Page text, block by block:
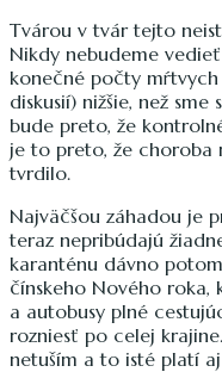
Tvárou v tvár tejto
Nikdy nebudeme
konečné počty
diskusií) nižšie, než
bude preto, že
je to preto, že choroba
tvrdilo.
Najväčšou záhadou je
teraz nepribúdajú
karanténu dávno
čínskeho Nového roka,
a autobusy plné
rozniesť po celej
netuším a to isté platí